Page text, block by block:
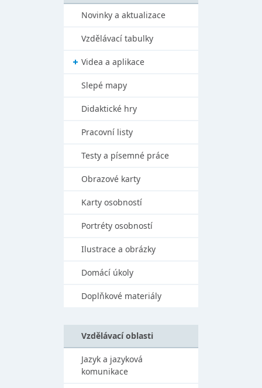
Novinky a aktualizace
Vzdělávací tabulky
Videa a aplikace
Slepé mapy
Didaktické hry
Pracovní listy
Testy a písemné práce
Obrazové karty
Karty osobností
Portréty osobností
Ilustrace a obrázky
Domácí úkoly
Doplňkové materiály
Vzdělávací oblasti
Jazyk a jazyková
komunikace